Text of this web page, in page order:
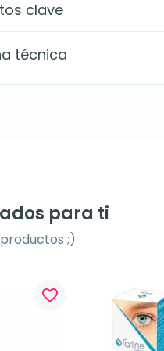
clave
técnica
para ti
;)
favorite_border